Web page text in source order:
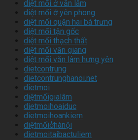
diệt mối ở văn lâm
diệt mối ở yên phong
diệt mối quận hai bà trưng
diệt mối tận gốc
diệt mối thạch thất
diệt mối văn giang
diệt mối văn lâm hưng yên
dietcontrung
dietcontrunghanoi.net
dietmoi
diệtmốigialâm
dietmoihoaiduc
dietmoihoankiem
diệtmốiởhànội
dietmoitaibactuliem